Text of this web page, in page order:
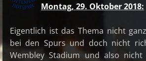
Montag, 29. Oktober 2018:
Eigentlich ist das Thema nicht
bei den Spurs und doch nicht
Wembley Stadium und also